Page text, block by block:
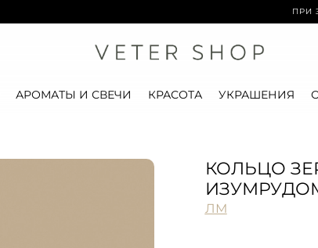
ПРИ ЗАКАЗЕ
АРОМАТЫ И СВЕЧИ КРАСОТА УКРАШЕНИЯ
КОЛЬЦО
ЛМ